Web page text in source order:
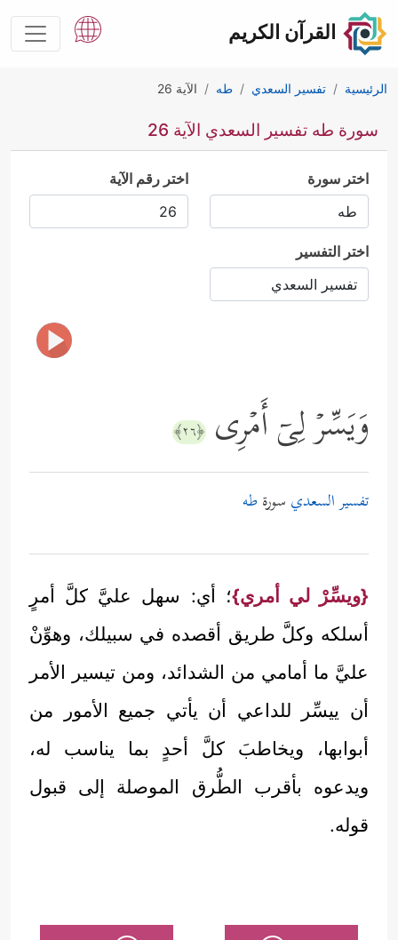
القرآن الكريم
الرئيسية تفسير السعدي طه الآية 26
سورة طه تفسير السعدي الآية 26
اختر سورة اختر رقم الآية
اختر التفسير
وَیَسِّرۡ لِیۤ أَمۡرِی ﴿٢٦﴾
تفسير السعدي سورة طه
{ويسِّرْ لي أمري}؛ أي: سهل عليَّ كلَّ أمرٍ
أسلكه وكلَّ طريق أقصده في سبيلك، وهوِّنْ
عليَّ ما أمامي من الشدائد، ومن تيسير الأمر
أن ييسِّر للداعي أن يأتي جميع الأمور من
أبوابها، ويخاطبَ كلَّ أحدٍ بما يناسب له،
ويدعوه بأقرب الطُّرق الموصلة إلى قبول
قوله.